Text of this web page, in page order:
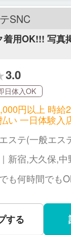
SNC
着用OK!!! 写真
3.0
日体入OK
円以上 時給
い 一日体験入
ステ(一般エス
新宿,大久保,中
も何時間でも
する